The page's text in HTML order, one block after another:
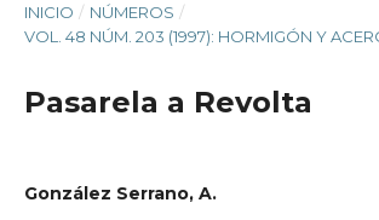
INICIO / NÚMEROS /
VOL. 48 NÚM. 203 (1997): HORMIGÓN Y
Pasarela a Revolta
González Serrano, A.